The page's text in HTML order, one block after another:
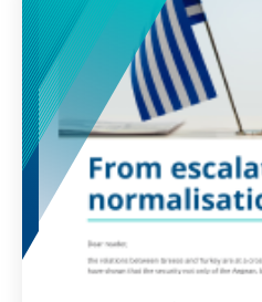
Corona drängendste
identifiziert. Die meisten
weltweit befinden sich
anderen Seite der Ägäis
werden dort auch mit
versorgt. Das wirft bis
Fragen auf in Europas
Medien: Wohin genau
der EU und erfüllen sie
Was muss geschehen,